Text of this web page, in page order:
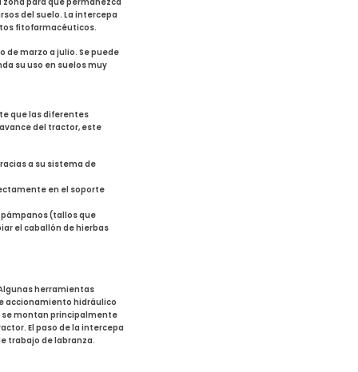
para que permanezca
del suelo. La intercepa
fitofarmacéuticos.
de marzo a julio. Se puede
su uso en suelos muy
que las diferentes
del tractor, este
a su sistema de
en el soporte
(tallos que
el caballón de hierbas
herramientas
accionamiento hidráulico
se montan principalmente
El paso de la intercepa
trabajo de labranza.